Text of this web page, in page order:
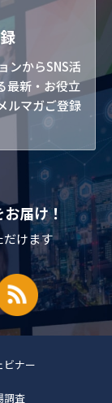
ンからSNS活
最新・お役立
ルマガご登録
届け！
だけます
ビナー
調査